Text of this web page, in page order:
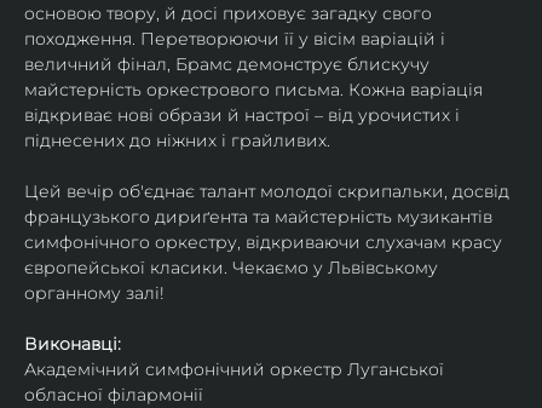
основою твору, й досі приховує загадку свого
походження. Перетворюючи її у вісім варіацій і
величний фінал, Брамс демонструє блискучу
майстерність оркестрового письма. Кожна варіація
відкриває нові образи й настрої – від урочистих і
піднесених до ніжних і грайливих.
Цей вечір об'єднає талант молодої скрипальки, досвід
французького дириґента та майстерність музикантів
симфонічного оркестру, відкриваючи слухачам красу
європейської класики. Чекаємо у Львівському
органному залі!
Виконавці:
Академічний симфонічний оркестр Луганської
обласної філармонії